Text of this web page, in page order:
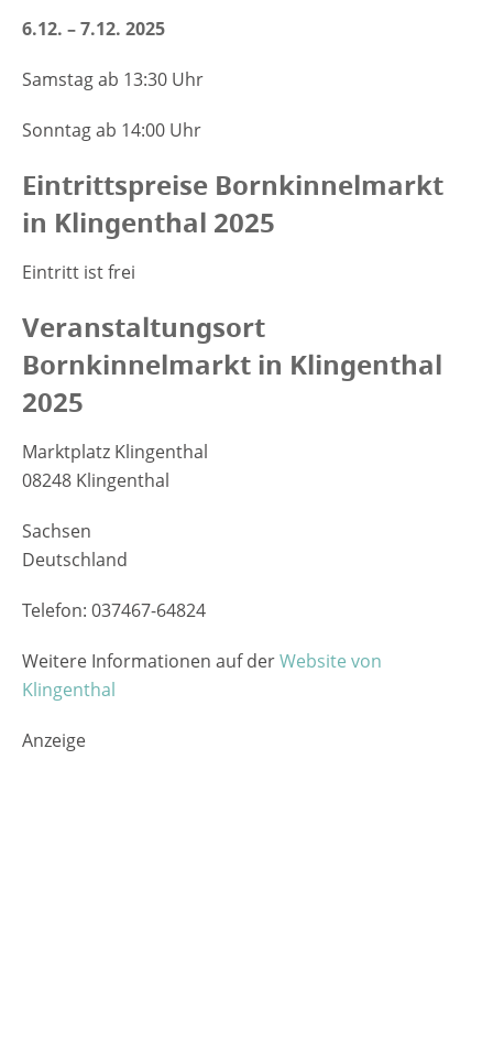
6.12. – 7.12. 2025
Samstag ab 13:30 Uhr
Sonntag ab 14:00 Uhr
Eintrittspreise Bornkinnelmarkt
in Klingenthal 2025
Eintritt ist frei
Veranstaltungsort
Bornkinnelmarkt in Klingenthal
2025
Marktplatz Klingenthal
08248 Klingenthal
Sachsen
Deutschland
Telefon: 037467-64824
Weitere Informationen auf derWebsite von
Klingenthal
Anzeige